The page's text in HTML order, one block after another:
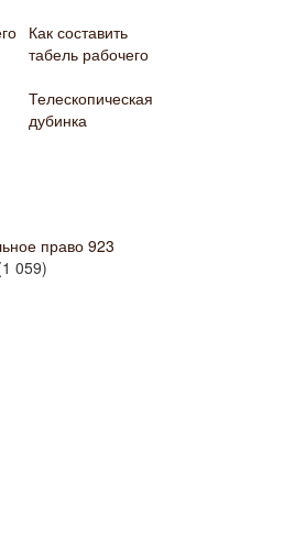
Как составить
табель рабочего
Телескопическая
дубинка
право923
059)